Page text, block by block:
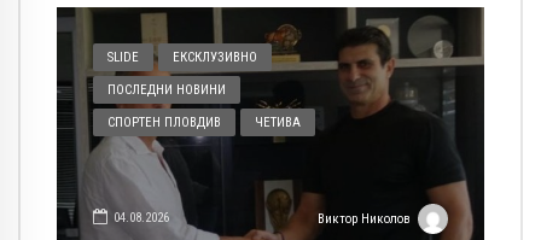
SLIDE ЕКСКЛУЗИВНО
ПОСЛЕДНИ НОВИНИ
СПОРТЕН ПЛОВДИВ ЧЕТИВА
04.08.2026 Виктор Николов